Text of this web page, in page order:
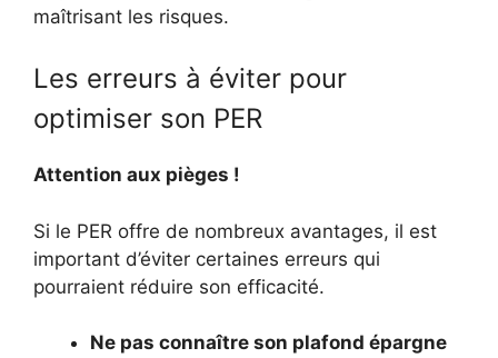
maîtrisant les risques.
Les erreurs à éviter pour
optimiser son PER
Attention aux pièges !
Si le PER offre de nombreux avantages, il est
important d’éviter certaines erreurs qui
pourraient réduire son efficacité.
Ne pas connaître son plafond épargne